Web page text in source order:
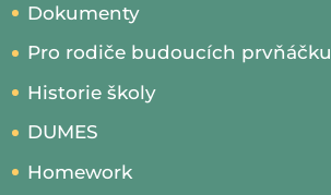
Dokumenty
Pro rodiče budoucích prvňáčku
Historie školy
DUMES
Homework